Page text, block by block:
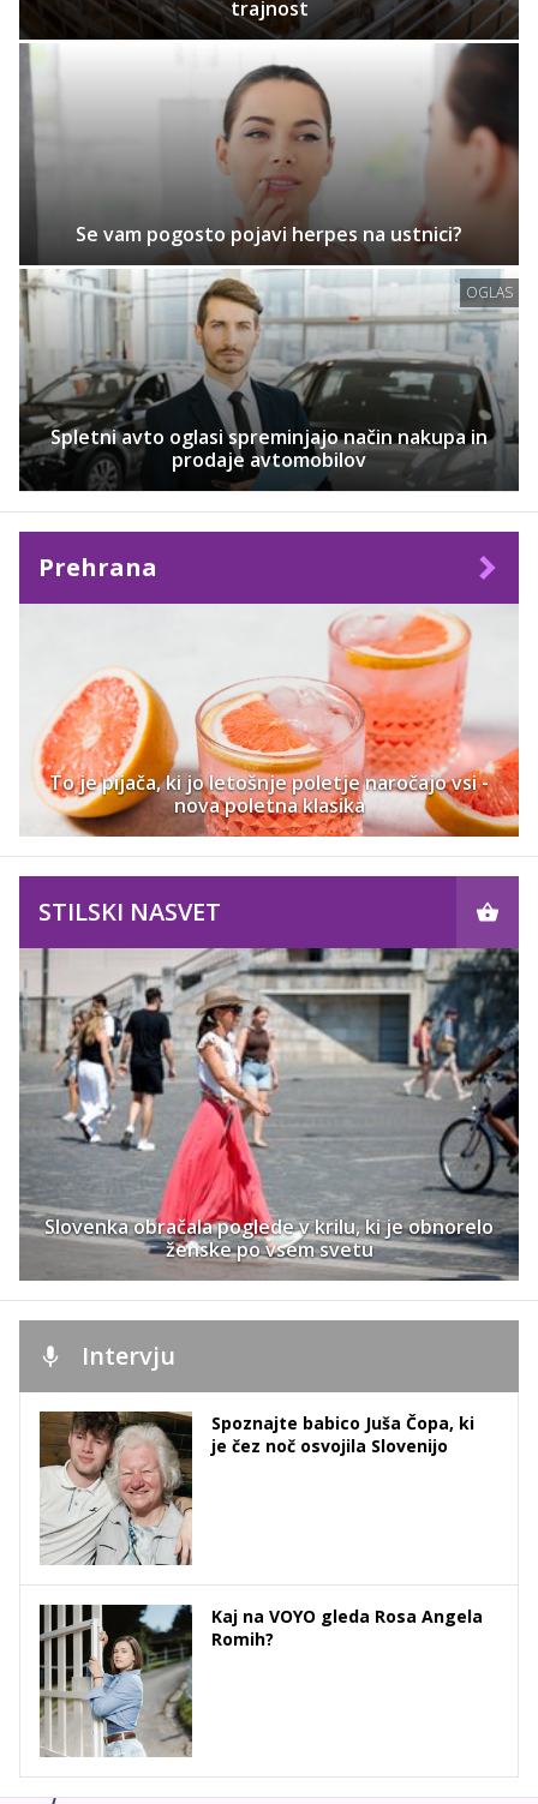
trajnost
Se vam pogosto pojavi herpes na ustnici?
OGLAS
Spletni avto oglasi spreminjajo način nakupa in
prodaje avtomobilov
Prehrana
To je pijača, ki jo letošnje poletje naročajo vsi -
nova poletna klasika
STILSKI NASVET
Slovenka obračala poglede v krilu, ki je obnorelo
ženske po vsem svetu
Intervju
Spoznajte babico Juša Čopa, ki
je čez noč osvojila Slovenijo
Kaj na VOYO gleda Rosa Angela
Romih?